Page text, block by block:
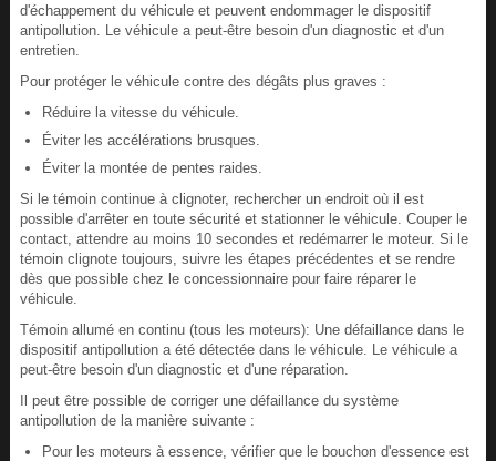
d'échappement du véhicule et peuvent endommager le dispositif
antipollution. Le véhicule a peut-être besoin d'un diagnostic et d'un
entretien.
Pour protéger le véhicule contre des dégâts plus graves :
Réduire la vitesse du véhicule.
Éviter les accélérations brusques.
Éviter la montée de pentes raides.
Si le témoin continue à clignoter, rechercher un endroit où il est
possible d'arrêter en toute sécurité et stationner le véhicule. Couper le
contact, attendre au moins 10 secondes et redémarrer le moteur. Si le
témoin clignote toujours, suivre les étapes précédentes et se rendre
dès que possible chez le concessionnaire pour faire réparer le
véhicule.
Témoin allumé en continu (tous les moteurs): Une défaillance dans le
dispositif antipollution a été détectée dans le véhicule. Le véhicule a
peut-être besoin d'un diagnostic et d'une réparation.
Il peut être possible de corriger une défaillance du système
antipollution de la manière suivante :
Pour les moteurs à essence, vérifier que le bouchon d'essence est